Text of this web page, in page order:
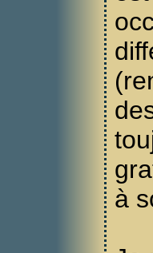
à